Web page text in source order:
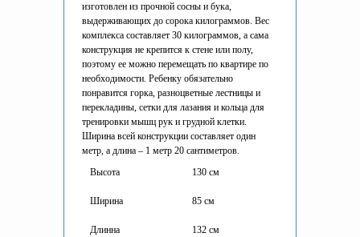
изготовлен из прочной сосны и бука,
выдерживающих до сорока килограммов. Вес
комплекса составляет 30 килограммов, а сама
конструкция не крепится к стене или полу,
поэтому ее можно перемещать по квартире по
необходимости. Ребенку обязательно
понравится горка, разноцветные лестницы и
перекладины, сетки для лазания и кольца для
тренировки мышц рук и грудной клетки.
Ширина всей конструкции составляет один
метр, а длина – 1 метр 20 сантиметров.
Высота
130 см
Ширина 85 см
Длинна 132 см